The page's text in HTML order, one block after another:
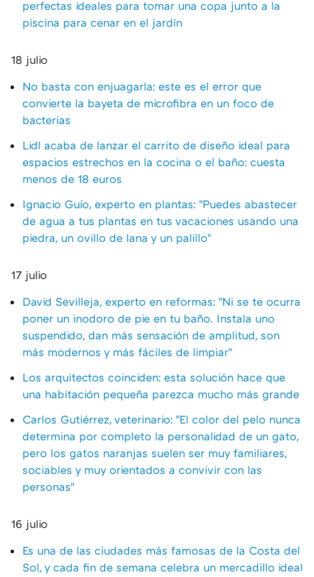
perfectas ideales para tomar una copa junto a la
piscina para cenar en el jardín
18 julio
No basta con enjuagarla: este es el error que
convierte la bayeta de microfibra en un foco de
bacterias
Lidl acaba de lanzar el carrito de diseño ideal para
espacios estrechos en la cocina o el baño: cuesta
menos de 18 euros
Ignacio Guío, experto en plantas: "Puedes abastecer
de agua a tus plantas en tus vacaciones usando una
piedra, un ovillo de lana y un palillo"
17 julio
David Sevilleja, experto en reformas: "Ni se te ocurra
poner un inodoro de pie en tu baño. Instala uno
suspendido, dan más sensación de amplitud, son
más modernos y más fáciles de limpiar"
Los arquitectos coinciden: esta solución hace que
una habitación pequeña parezca mucho más grande
Carlos Gutiérrez, veterinario: "El color del pelo nunca
determina por completo la personalidad de un gato,
pero los gatos naranjas suelen ser muy familiares,
sociables y muy orientados a convivir con las
personas"
16 julio
Es una de las ciudades más famosas de la Costa del
Sol, y cada fin de semana celebra un mercadillo ideal